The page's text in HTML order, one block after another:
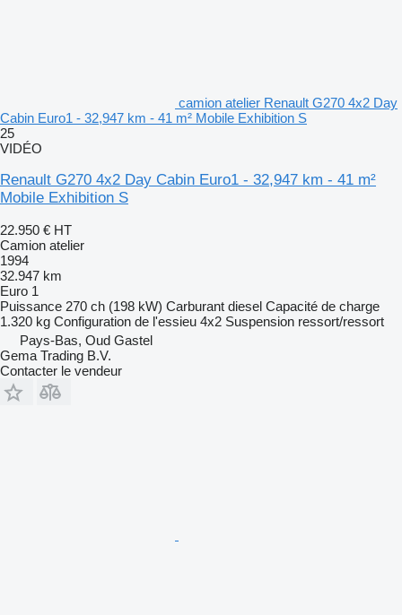
camion atelier Renault G270 4x2 Day
Cabin Euro1 - 32,947 km - 41 m² Mobile Exhibition S
25
VIDÉO
Renault G270 4x2 Day Cabin Euro1 - 32,947 km - 41 m²
Mobile Exhibition S
22.950 € HT
Camion atelier
1994
32.947 km
Euro 1
Puissance 270 ch (198 kW) Carburant diesel Capacité de charge
1.320 kg Configuration de l'essieu 4x2 Suspension ressort/ressort
Pays-Bas, Oud Gastel
Gema Trading B.V.
Contacter le vendeur